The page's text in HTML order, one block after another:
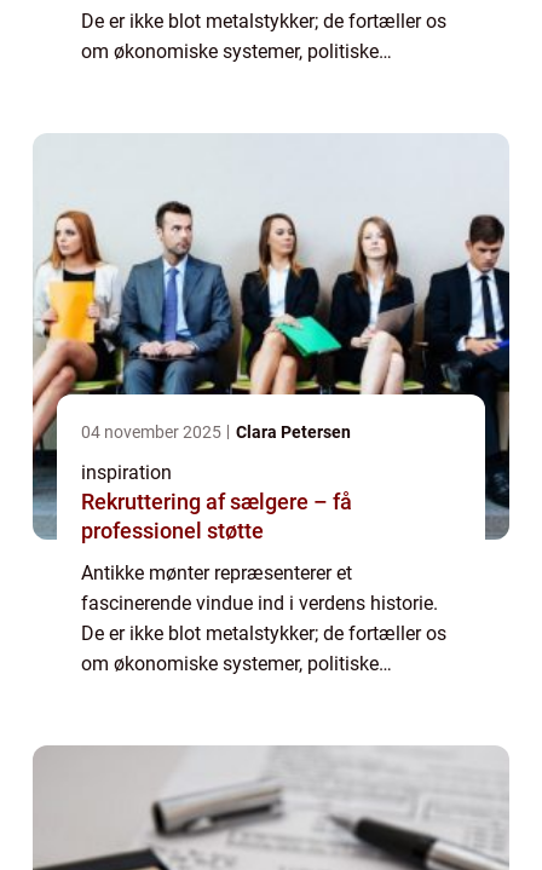
De er ikke blot metalstykker; de fortæller os
om økonomiske systemer, politiske
04 november 2025 Clara Petersen
inspiration
Rekruttering af sælgere – få
professionel støtte
Antikke mønter repræsenterer et
fascinerende vindue ind i verdens historie.
De er ikke blot metalstykker; de fortæller os
om økonomiske systemer, politiske